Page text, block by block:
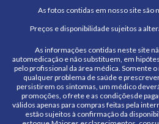
As fotos contidas em nosso site são
Preços e disponibilidade sujeitos a
As informações contidas neste site
automedicação e não substituem, em
pelo profissional da área médica. Somente
qualquer problema de saúde e
persistirem os sintomas, um médico
promoções, o frete e as condiçõesde
válidos apenas para compras feitas pela
estão sujeitos à confirmação da